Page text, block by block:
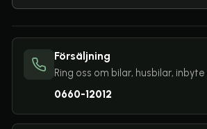
Försäljning
Ring oss om bilar, husbilar,
0660-12012